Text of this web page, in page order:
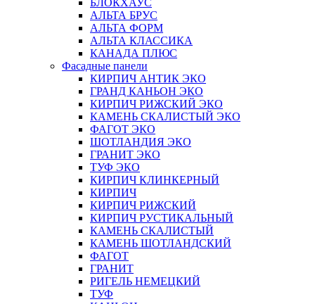
БЛОКХАУС
АЛЬТА БРУС
АЛЬТА ФОРМ
АЛЬТА КЛАССИКА
КАНАДА ПЛЮС
Фасадные панели
КИРПИЧ АНТИК ЭКО
ГРАНД КАНЬОН ЭКО
КИРПИЧ РИЖСКИЙ ЭКО
КАМЕНЬ СКАЛИСТЫЙ ЭКО
ФАГОТ ЭКО
ШОТЛАНДИЯ ЭКО
ГРАНИТ ЭКО
ТУФ ЭКО
КИРПИЧ КЛИНКЕРНЫЙ
КИРПИЧ
КИРПИЧ РИЖСКИЙ
КИРПИЧ РУСТИКАЛЬНЫЙ
КАМЕНЬ СКАЛИСТЫЙ
КАМЕНЬ ШОТЛАНДСКИЙ
ФАГОТ
ГРАНИТ
РИГЕЛЬ НЕМЕЦКИЙ
ТУФ